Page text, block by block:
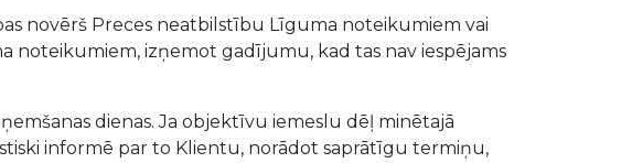
novērš Preces neatbilstību Līguma noteikumiem vai
izņemot gadījumu, kad tas nav iespējams
dienas. Ja objektīvu iemeslu dēļ minētajā
informē par to Klientu, norādot saprātīgu termiņu,